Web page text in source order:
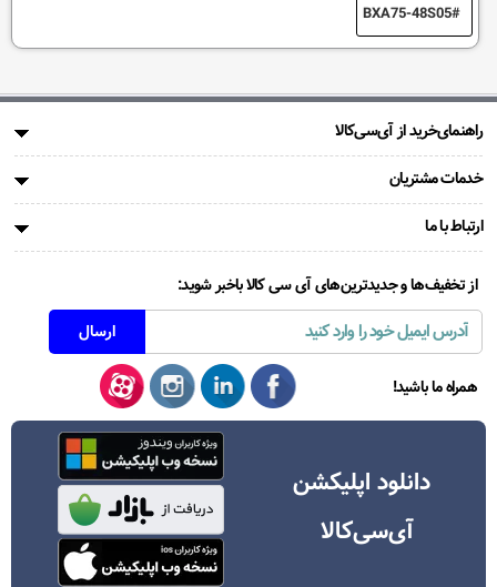
BXA75-48S05
راهنمای‌خرید از آی‌سی‌کالا
خدمات مشتریان
ارتباط با ما
از تخفیف‌ها و جدیدترین‌های آی سی کالا باخبر شوید:
همراه ما باشید!
دانلود اپلیکشن
آی‌سی‌کالا